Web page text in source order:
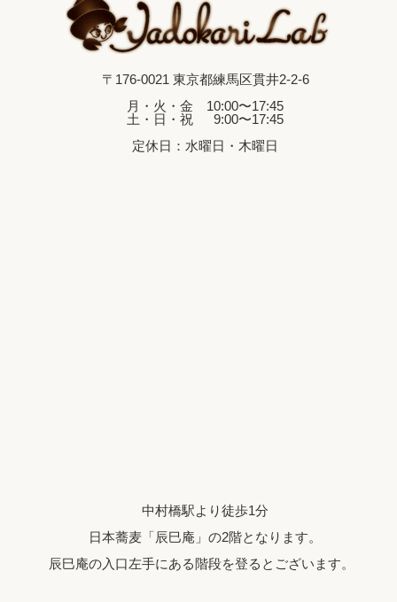
〒176-0021 東京都練馬区貫井2-2-6
月・火・金 10:00〜17:45
土・日・祝 9:00〜17:45
定休日：水曜日・木曜日
中村橋駅より徒歩1分
日本蕎麦「辰巳庵」の2階となります。
辰巳庵の入口左手にある階段を登るとございます。